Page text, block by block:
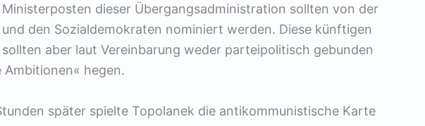
dieser Übergangsadministration sollten von der
den Sozialdemokraten nominiert werden. Diese künftigen
aber laut Vereinbarung weder parteipolitisch gebunden
hegen.
später spielte Topolanek die antikommunistische Karte